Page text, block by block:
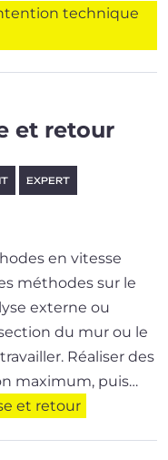
technique
et retour
EXPERT
en vitesse
méthodes sur le
externe ou
du mur ou le
Réaliser des
maxi­mum, puis…
et retour